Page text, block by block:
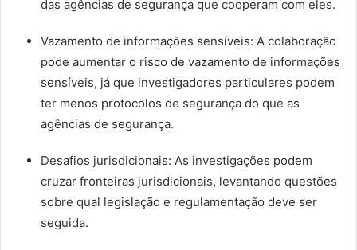
das agências de segurança que cooperam com eles.
Vazamento de informações sensíveis: A colaboração
pode aumentar o risco de vazamento de informações
sensíveis, já que investigadores particulares podem
ter menos protocolos de segurança do que as
agências de segurança.
Desafios jurisdicionais: As investigações podem
cruzar fronteiras jurisdicionais, levantando questões
sobre qual legislação e regulamentação deve ser
seguida.